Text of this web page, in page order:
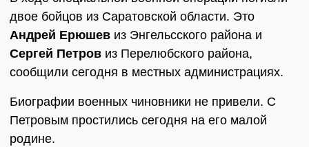
двое бойцов из Саратовской области. Это
Андрей Ерюшев из Энгельсского района и
Сергей Петров из Перелюбского района,
сообщили сегодня в местных администрациях.
Биографии военных чиновники не привели. С
Петровым простились сегодня на его малой
родине.